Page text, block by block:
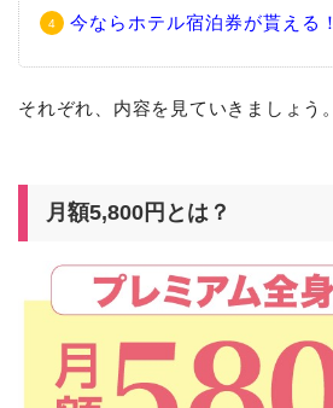
今ならホテル宿泊券が貰える！
それぞれ、内容を見ていきましょう。
月額5,800円とは？